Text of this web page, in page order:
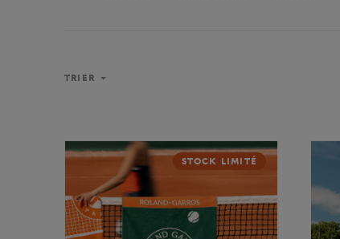
TRIER
STOCK LIMITÉ